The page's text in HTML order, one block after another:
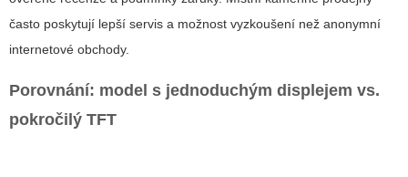
často poskytují lepší servis a možnost vyzkoušení než anonymní
internetové obchody.
Porovnání: model s jednoduchým displejem vs.
pokročilý TFT